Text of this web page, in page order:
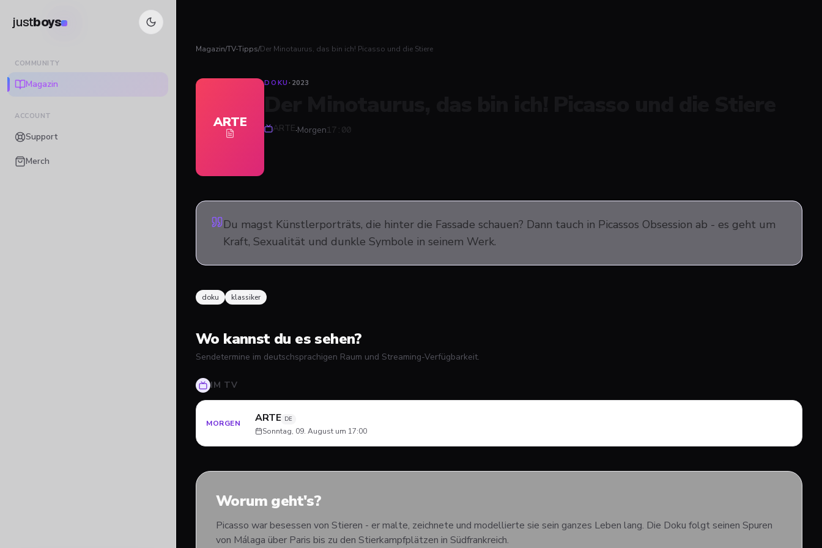
justboys
COMMUNITY
Magazin
ACCOUNT
Support
Merch
Magazin/TV-Tipps/Der Minotaurus, das bin ich! Picasso und die Stiere
ARTE
DOKU· 2023
ARTE·Morgen17:00
Du magst Künstlerporträts, die hinter die Fassade schauen? Dann tauch in Picassos Obsession ab - es geht um
Kraft, Sexualität und dunkle Symbole in seinem Werk.
doku klassiker
Wo kannst du es sehen?
Sendetermine im deutschsprachigen Raum und Streaming-Verfügbarkeit.
IM TV
MORGEN ARTE DE
Sonntag, 09. August um 17:00
Worum geht's?
Picasso war besessen von Stieren - er malte, zeichnete und modellierte sie sein ganzes Leben lang. Die Doku folgt seinen Spuren
von Málaga über Paris bis zu den Stierkampfplätzen in Südfrankreich.